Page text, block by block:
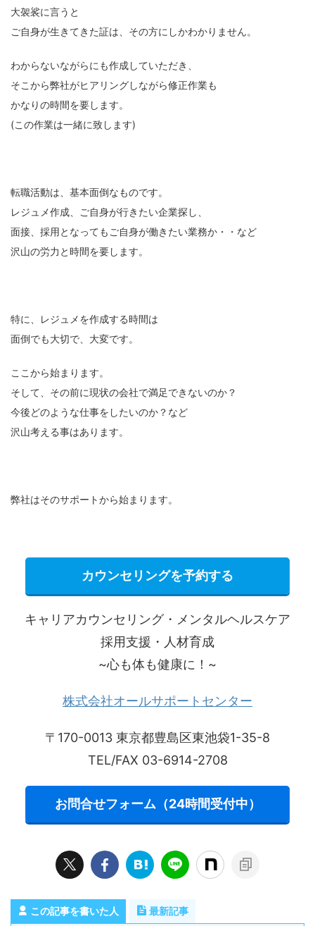
大袈裟に言うと
ご自身が生きてきた証は、その方にしかわかりません。
わからないながらにも作成していただき、
そこから弊社がヒアリングしながら修正作業も
かなりの時間を要します。
(この作業は一緒に致します)
転職活動は、基本面倒なものです。
レジュメ作成、ご自身が行きたい企業探し、
面接、採用となってもご自身が働きたい業務か・・など
沢山の労力と時間を要します。
特に、レジュメを作成する時間は
面倒でも大切で、大変です。
ここから始まります。
そして、その前に現状の会社で満足できないのか？
今後どのような仕事をしたいのか？など
沢山考える事はあります。
弊社はそのサポートから始まります。
カウンセリングを予約する
キャリアカウンセリング・メンタルヘルスケア
採用支援・人材育成
~心も体も健康に！~
株式会社オールサポートセンター
〒170-0013 東京都豊島区東池袋1-35-8
TEL/FAX 03-6914-2708
お問合せフォーム（24時間受付中）
この記事を書いた人 最新記事